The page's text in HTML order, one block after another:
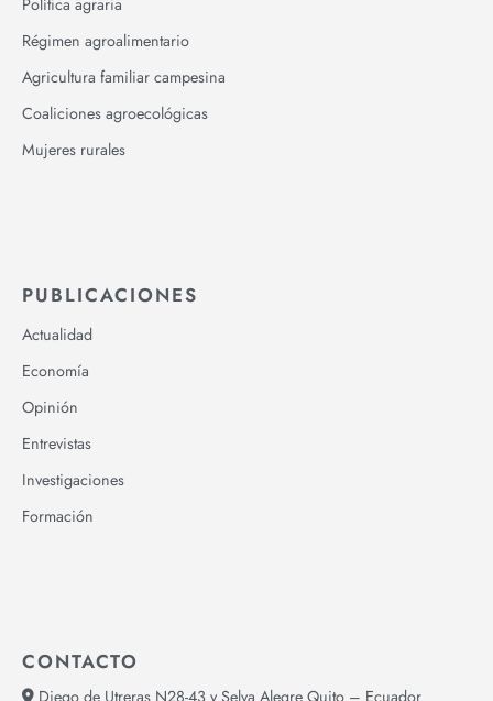
Régimen agroalimentario
Agricultura familiar campesina
Coaliciones agroecológicas
Mujeres rurales
PUBLICACIONES
Actualidad
Economía
Opinión
Entrevistas
Investigaciones
Formación
CONTACTO
Diego de Utreras N28-43 y Selva Alegre Quito – Ecuador